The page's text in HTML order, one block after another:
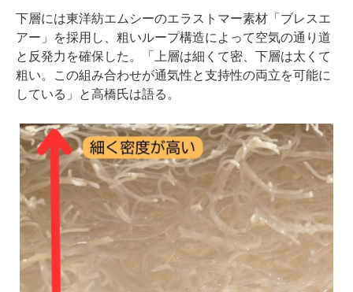
下層には東洋紡エムシーのエラストマー素材「ブレスエ
アー」を採用し、粗いループ構造によって空気の通り道
と反発力を確保した。「上層は細くて密、下層は太くて
粗い。この組み合わせが通気性と支持性の両立を可能に
している」と高橋氏は語る。